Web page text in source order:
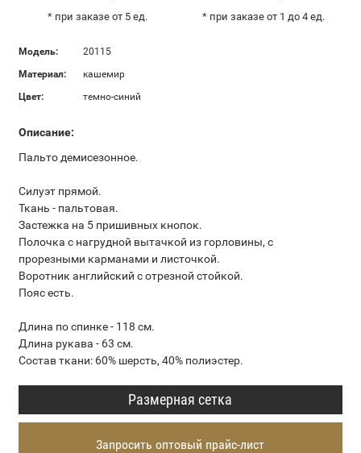
* при заказе от 5 ед.
* при заказе от 1 до 4 ед.
Модель:
20115
Материал:
кашемир
Цвет:
темно-синий
Описание:
Пальто демисезонное.
Силуэт прямой.
Ткань - пальтовая.
Застежка на 5 пришивных кнопок.
Полочка с нагрудной вытачкой из горловины, с
прорезными карманами и листочкой.
Воротник английский с отрезной стойкой.
Пояс есть.
Длина по спинке - 118 см.
Длина рукава - 63 см.
Состав ткани: 60% шерсть, 40% полиэстер.
Размерная сетка
Запросить оптовый прайс-лист